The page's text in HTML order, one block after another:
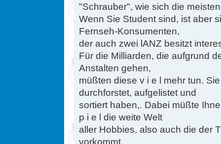
"Schrauber", wie sich die
Wenn Sie Student sind, ist aber
Fernseh-Konsumenten,
der auch zwei lANZ besitzt
Für die Milliarden, die aufgrund
Anstalten gehen,
müßten diese v i e l mehr tun.
durchforstet, aufgelistet und
sortiert haben,. Dabei müßte
p i e l die weite Welt
aller Hobbies, also auch die der
vorkommt.